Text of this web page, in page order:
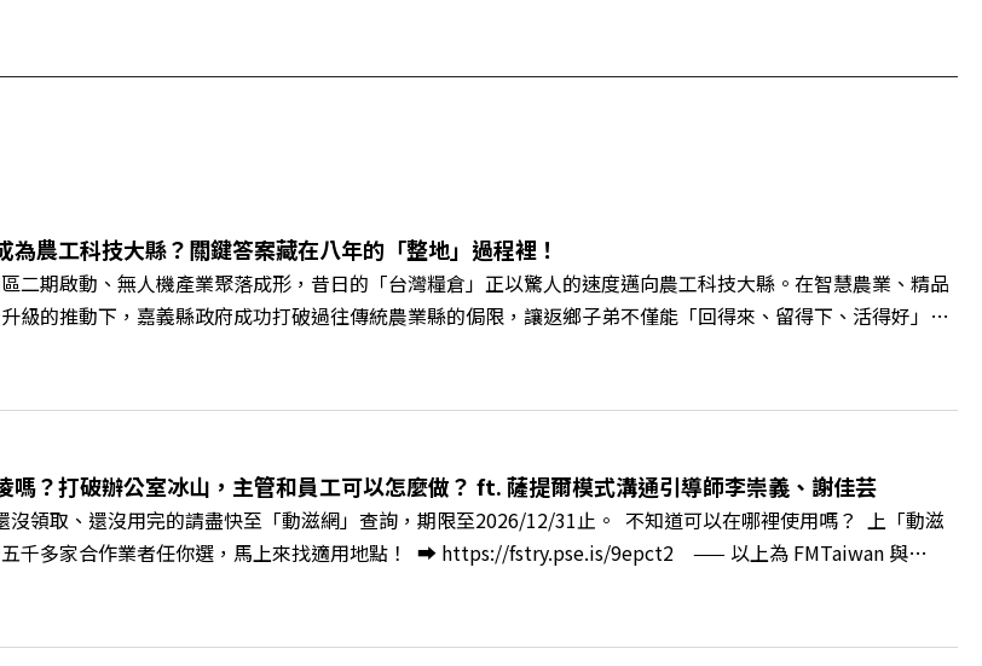
為農工科技大縣？關鍵答案藏在八年的「整地」過程裡！
二期啟動、無人機產業聚落成形，昔日的「台灣糧倉」正以驚人的速度邁向農工科技大縣。在智慧農業、精品
級的推動下，嘉義縣政府成功打破過往傳統農業縣的侷限，讓返鄉子弟不僅能「回得來、留得下、活得好」，
展動能。 本集《遠見ON AIR》邀請嘉義縣長翁章梁、立法委員蔡易餘、財信傳媒集團董事長謝金河、紙風車
人力發展所所長許喻理。帶你深入剖析《嘉義被看見了》書中收錄的八年轉型故事，讀懂這段洗天換地的歷
的發展藍圖！ 🔺翁章梁縣長如何攜手團隊，在大牌林立的科技版圖中搶先卡位亞創中心？🔺品牌如何雙重升
品牌？🔺如何將自身的失敗學，轉化為凝聚團隊與縣民認同感的力量？🔺在迎向黃金十年的新局下，嘉義如何
持人／遠見雜誌副社長兼遠見智庫總編輯 李建興 與談人／嘉義縣縣長 翁章梁、立法委員 蔡易餘、財信傳媒集
辦人 李永豐、嘉義縣人力發展所所長 許喻理+++++🎂歡慶遠見40歲生日！手速搶下破天荒的獨家優惠
關注《遠見》更多的社群：LINE：https://reurl.cc/A4ELQpIG：https://bit.ly/3AjBWNVYT：
嗎？打破辦公室冰山，主管和員工可以怎麼做？ ft. 薩提爾模式溝通引導師李崇義、謝佳芸
沒領取、還沒用完的請盡快至「動滋網」查詢，期限至2026/12/31止。 不知道可以在哪裡使用嗎？ 上「動滋
五千多家合作業者任你選，馬上來找適用地點！ ➡️ https://fstry.pse.is/9epct2 —— 以上為 FMTaiwan 與
在職場中感到焦慮、害怕犯錯，甚至覺得自己正遭受不友善的對待或霸凌嗎？當工作中的人際摩擦、怕輸怕失
只是委屈討好或一味逃避，更需要學會看透人際互動底層的「職場冰山」。 本集《遠見 ON AIR》邀請到薩提
書《透視職場冰山》作者李崇義與謝佳芸老師，帶你透過「冰山理論」拆解職場上的對立與衝突，學會用「好